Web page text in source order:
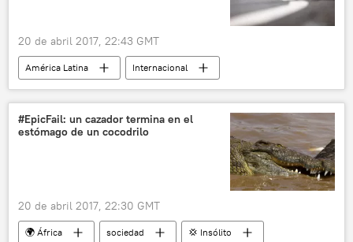
20 de abril 2017, 22:43 GMT
América Latina
Internacional
📰 Caso Odebrecht
Colombia
Odebrecht
FARC
sobornos
noticias
#EpicFail: un cazador termina en el
estómago de un cocodrilo
20 de abril 2017, 22:30 GMT
🌍 África sociedad
💢 Insólito